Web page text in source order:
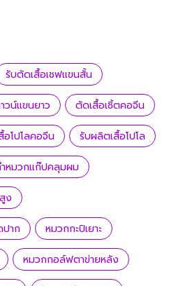
รับตัดเสื้อเชฟแขนสั้น
วน์แขนยาว ตัดเสื้อเชิ้ตคอจีน
อโปโลคอจีน รับผลิตเสื้อโปโล
หมวกแก๊ปคลุมผม
ง
าก หมวกกะปิเยาะ
หมวกกอล์ฟตาข่ายหลัง